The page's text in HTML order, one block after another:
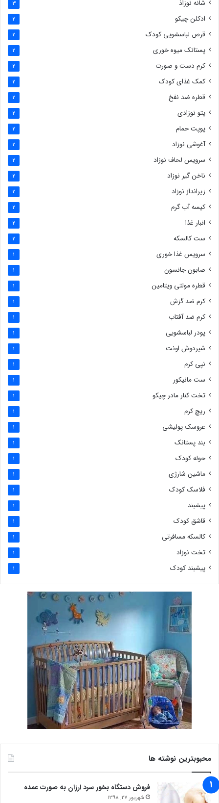
شانه نوزاذ 3
ادکلن چیکو 2
قرص لباسشویی کودک 2
پستانک میوه خوری 2
کرم دست و صورت 2
کمک غذای کودک 2
قطره ضد نفخ 2
پتو نوزادی 2
پوپت حمام 2
آغوشی نوزاد 2
سرویس لحاف نوزاد 2
ناخن گیر نوزاد 2
زیرانداز نوزاد 2
کیسه آب گرم 2
انبار غذا 2
ست کالسکه 2
سرویس غذا خوری 1
صابون جانسون 1
قطره مولتی ویتامین 1
کرم ضد گزش 1
کرم ضد آفتاب 1
پودر لباسشویی 1
شیردوش اونت 1
نپی کرم 1
ست مانیکور 1
تخت کنار مادر چیکو 1
ریچ کرم 1
عروسک پولیشی 1
بند پستانک 1
حوله کودک 1
ماشین شارژی 1
فلاسک کودک 1
پیشبند 1
قاشق کودک 1
کالسکه مسافرتی 1
تخت نوزاد 1
پیشبند کودک 1
محبوبترین نوشته ها
فروش دستگاه بخور سرد ارزان به صورت عمده
شهریور 27, 1398